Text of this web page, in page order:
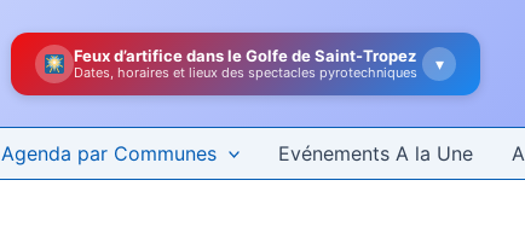
Feux d’artifice dans le Golfe de Saint-Tropez
Dates, horaires et lieux des spectacles pyrotechniques ▾
Agenda par Communes Evénements A la Une